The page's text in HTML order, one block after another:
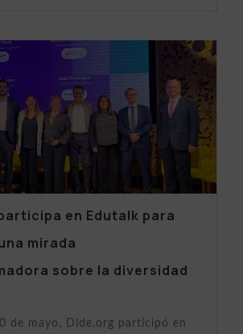
en Edutalk para
mirada
sobre la diversidad
de mayo, Dide.org participó en